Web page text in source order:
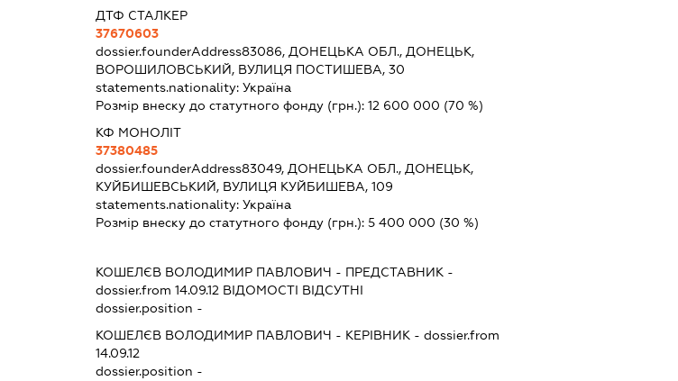
ДТФ СТАЛКЕР
37670603
dossier.founderAddress83086, ДОНЕЦЬКА ОБЛ., ДОНЕЦЬК,
ВОРОШИЛОВСЬКИЙ, ВУЛИЦЯ ПОСТИШЕВА, 30
statements.nationality:Україна
Розмір внеску до статутного фонду (грн.):12 600 000 (70 %)
КФ МОНОЛІТ
37380485
dossier.founderAddress83049, ДОНЕЦЬКА ОБЛ., ДОНЕЦЬК,
КУЙБИШЕВСЬКИЙ, ВУЛИЦЯ КУЙБИШЕВА, 109
statements.nationality:Україна
Розмір внеску до статутного фонду (грн.):5 400 000 (30 %)
КОШЕЛЄВ ВОЛОДИМИР ПАВЛОВИЧ - ПРЕДСТАВНИК -
dossier.from 14.09.12 ВІДОМОСТІ ВІДСУТНІ
dossier.position -
КОШЕЛЄВ ВОЛОДИМИР ПАВЛОВИЧ - КЕРІВНИК - dossier.from
14.09.12
dossier.position -